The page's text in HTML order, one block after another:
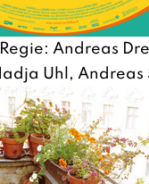
Andreas
Uhl, Andreas